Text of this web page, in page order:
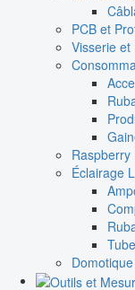
PCB et
Visserie et
Raspberry
Éclairage